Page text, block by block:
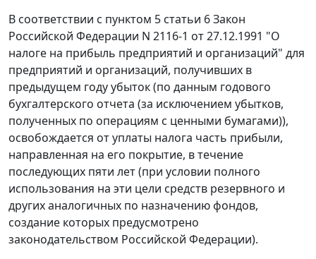
В соответствии с пунктом 5 статьи 6Закон
Российской Федерации N 2116-1 от 27.12.1991 "О
налоге на прибыль предприятий и организаций" для
предприятий и организаций, получивших в
предыдущем году убыток (по данным годового
бухгалтерского отчета (за исключением убытков,
полученных по операциям с ценными бумагами)),
освобождается от уплаты налога часть прибыли,
направленная на его покрытие, в течение
последующих пяти лет (при условии полного
использования на эти цели средств резервного и
других аналогичных по назначению фондов,
создание которых предусмотрено
законодательством Российской Федерации).